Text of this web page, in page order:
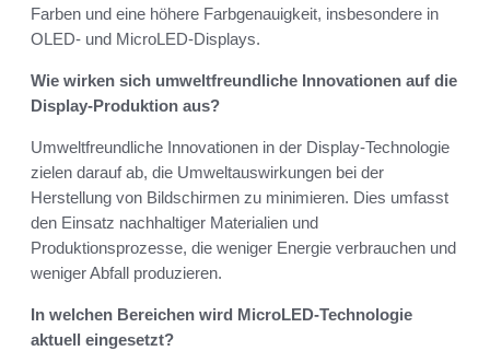
Farben und eine höhere Farbgenauigkeit, insbesondere in
OLED- und MicroLED-Displays.
Wie wirken sich umweltfreundliche Innovationen auf die
Display-Produktion aus?
Umweltfreundliche Innovationen in der Display-Technologie
zielen darauf ab, die Umweltauswirkungen bei der
Herstellung von Bildschirmen zu minimieren. Dies umfasst
den Einsatz nachhaltiger Materialien und
Produktionsprozesse, die weniger Energie verbrauchen und
weniger Abfall produzieren.
In welchen Bereichen wird MicroLED-Technologie
aktuell eingesetzt?